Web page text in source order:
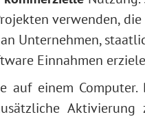
verwenden,
Unternehmen,
Einnahmen
auf einem Computer.
Aktivierung